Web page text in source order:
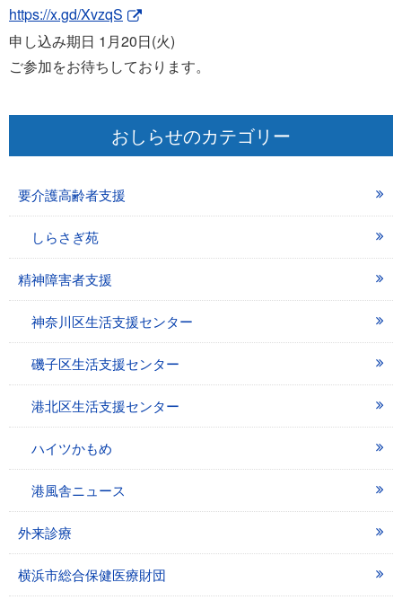
https://x.gd/XvzqS
申し込み期日 1月20日(火)
ご参加をお待ちしております。
おしらせのカテゴリー
要介護高齢者支援
しらさぎ苑
精神障害者支援
神奈川区生活支援センター
磯子区生活支援センター
港北区生活支援センター
ハイツかもめ
港風舎ニュース
外来診療
横浜市総合保健医療財団